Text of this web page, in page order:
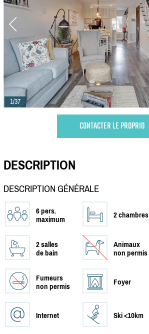
1/37
CONTACTER LE PROPRIO
DESCRIPTION
DESCRIPTION GÉNÉRALE
6 pers.
maximum
2 chambres
2 salles
de bain
Animaux
non permis
Fumeurs
non permis
Foyer
Internet Ski <10km